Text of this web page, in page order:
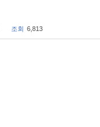
조회 6,813